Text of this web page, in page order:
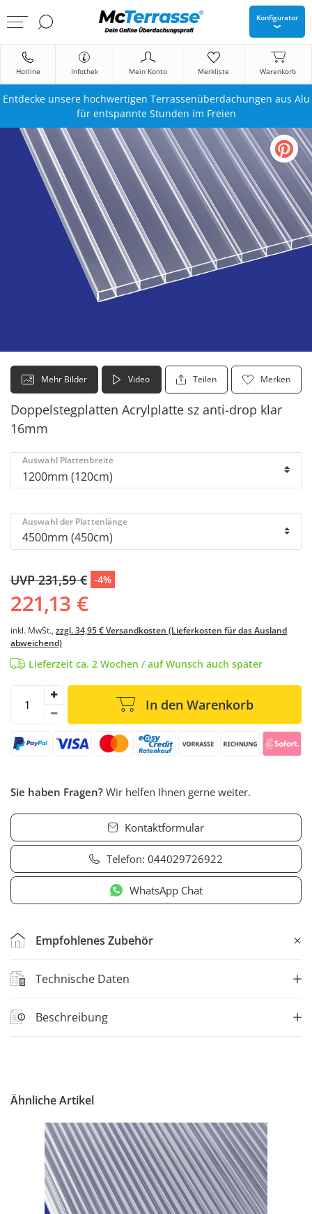
Konfigurator
Hotline Infothek Mein Konto Merkliste Warenkorb
Entdecke unsere hochwertigen Terrassenüberdachungen aus Alu
für entspannte Stunden im Freien
Mehr Bilder Video Teilen Merken
Doppelstegplatten Acrylplatte sz anti-drop klar
16mm
Auswahl Plattenbreite
Auswahl der Plattenlänge
UVP 231,59 € -4%
221,13 €
inkl. MwSt., zzgl. 34,95 € Versandkosten (Lieferkosten für das Ausland
abweichend)
Lieferzeit ca. 2 Wochen / auf Wunsch auch später
In den Warenkorb
Sie haben Fragen? Wir helfen Ihnen gerne weiter.
Kontaktformular
Telefon: 044029726922
WhatsApp Chat
Empfohlenes Zubehör
Technische Daten
Beschreibung
Ähnliche Artikel